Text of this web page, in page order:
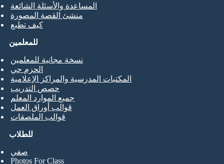
المساعدة والأسئلة الشائعة
منشئ القصة المصورة
كيف تطبع
للطلاب
صفي
Photos For Class
للمعلمين
نسخة مجانية للمعلمين
الحزم حي
المكتبات المدرسية والمراكز الإعلامية
حصص التدريب
جميع الموارد المعلم
قوالب أوراق العمل
قوالب الملصقات